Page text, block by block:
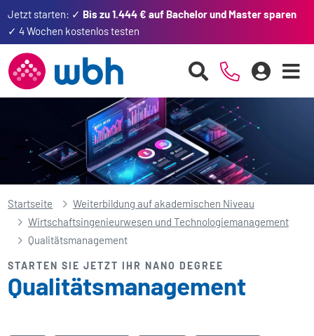
Jetzt starten: ✓ Bis zu 1.444 € auf Bachelor und Master sparen
✓ 4 Wochen kostenlos testen
Startseite
Weiterbildung auf akademischen Niveau
Wirtschafts­ingenieurwesen und Technologie­management
Qualitäts­management
STARTEN SIE JETZT IHR NANO DEGREE
Qualitäts­management